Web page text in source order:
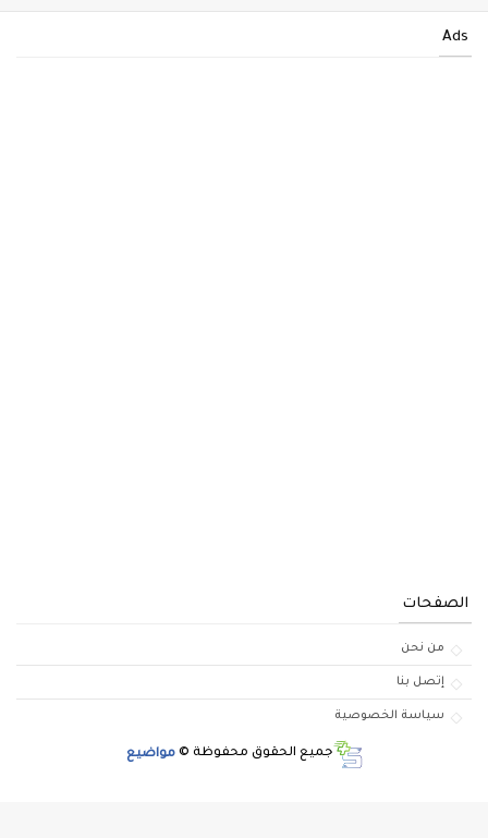
Ads
الصفحات
من نحن
إتصل بنا
سياسة الخصوصية
جميع الحقوق محفوظة © مواضيع